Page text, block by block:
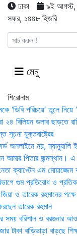
ঢাকা
৯ই আগস্ট,
সফর, ১৪৪৮ হিজরি
মেনু
শিরোনাম
‘ডিবি পরিচয়ে’ তুলে
২৪ বিলিয়ন ডলার ছাড়তে
সূচনা যুক্তরাষ্ট্রের
অনলাইনে নয়,
পিতার জন্মস্থান। এ
ক্যাপ্টেন এম মোয়াজ্জেম
গুম প্রতিরোধ ও
ও তারেক রহমানের
তারেক রহমান
সময় ব‌রিশাল ও বরগুনার
টাকা বাড়িভাড়া বাড়ছে